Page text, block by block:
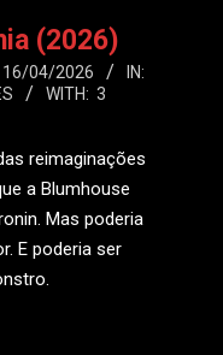
(2026)
16/04/2026
IN:
WITH: 3
reimaginações
a Blumhouse
Mas poderia
E poderia ser